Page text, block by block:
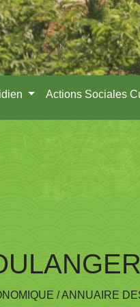
Actions Sociales
/ANNUAIRE